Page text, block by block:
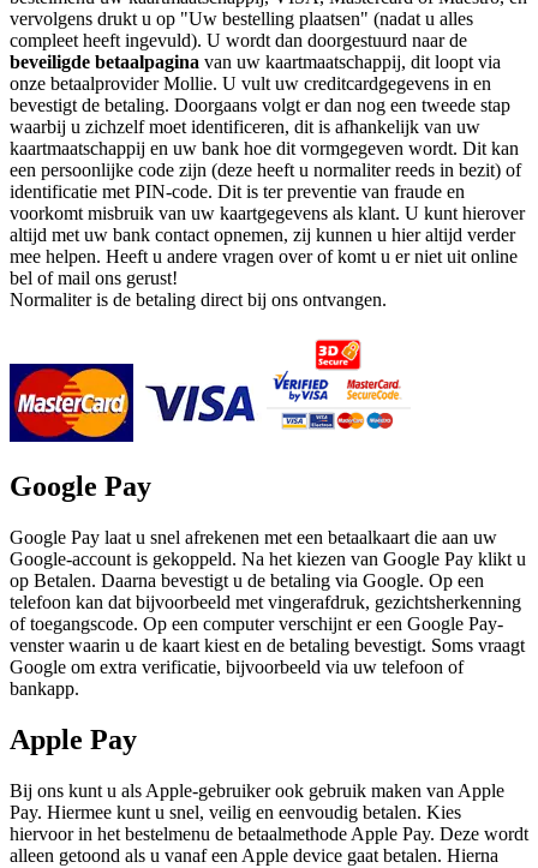
vervolgens drukt u op "Uw bestelling plaatsen" (nadat u alles
compleet heeft ingevuld). U wordt dan doorgestuurd naar de
beveiligde betaalpagina van uw kaartmaatschappij, dit loopt via
onze betaalprovider Mollie. U vult uw creditcardgegevens in en
bevestigt de betaling. Doorgaans volgt er dan nog een tweede stap
waarbij u zichzelf moet identificeren, dit is afhankelijk van uw
kaartmaatschappij en uw bank hoe dit vormgegeven wordt. Dit kan
een persoonlijke code zijn (deze heeft u normaliter reeds in bezit) of
identificatie met PIN-code. Dit is ter preventie van fraude en
voorkomt misbruik van uw kaartgegevens als klant. U kunt hierover
altijd met uw bank contact opnemen, zij kunnen u hier altijd verder
mee helpen. Heeft u andere vragen over of komt u er niet uit online
bel of mail ons gerust!
Normaliter is de betaling direct bij ons ontvangen.
Google Pay
Google Pay laat u snel afrekenen met een betaalkaart die aan uw
Google-account is gekoppeld. Na het kiezen van Google Pay klikt u
op Betalen. Daarna bevestigt u de betaling via Google. Op een
telefoon kan dat bijvoorbeeld met vingerafdruk, gezichtsherkenning
of toegangscode. Op een computer verschijnt er een Google Pay-
venster waarin u de kaart kiest en de betaling bevestigt. Soms vraagt
Google om extra verificatie, bijvoorbeeld via uw telefoon of
bankapp.
Apple Pay
Bij ons kunt u als Apple-gebruiker ook gebruik maken van Apple
Pay. Hiermee kunt u snel, veilig en eenvoudig betalen. Kies
hiervoor in het bestelmenu de betaalmethode Apple Pay. Deze wordt
alleen getoond als u vanaf een Apple device gaat betalen. Hierna